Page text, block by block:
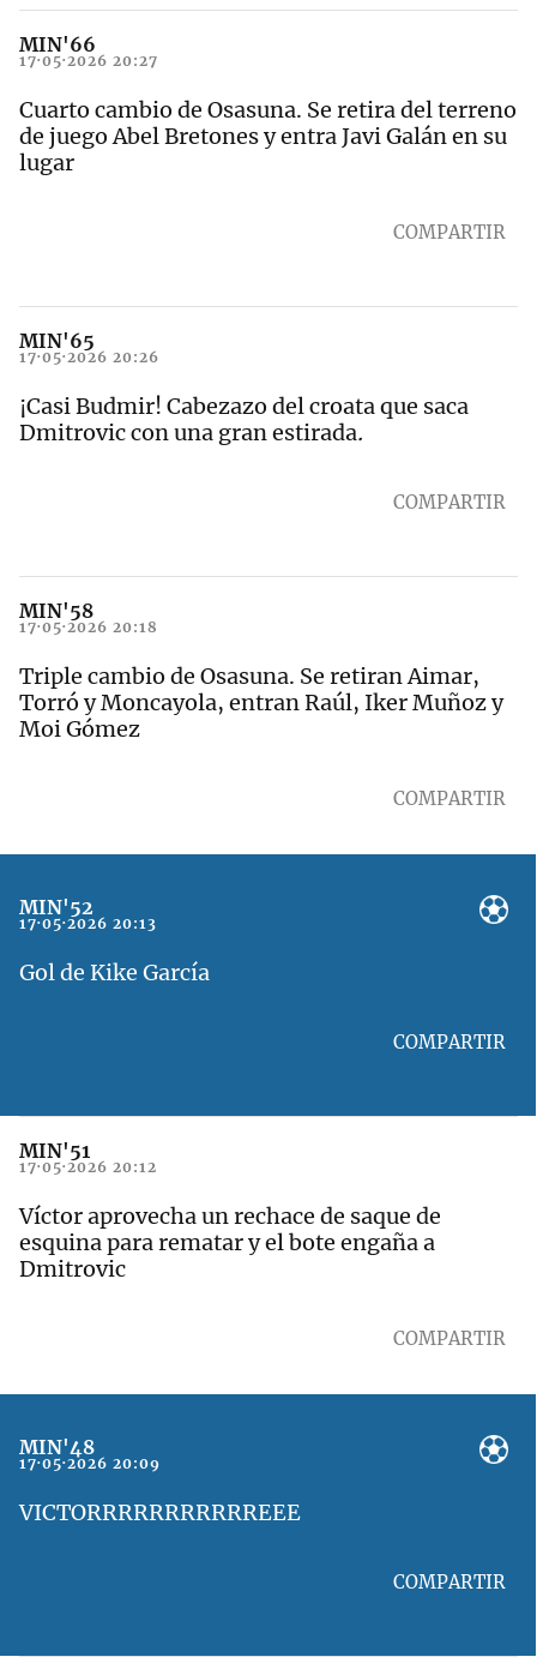
MIN'66
17·05·2026 20:27
Cuarto cambio de Osasuna. Se retira del terreno
de juego Abel Bretones y entra Javi Galán en su
lugar
COMPARTIR
MIN'65
17·05·2026 20:26
¡Casi Budmir! Cabezazo del croata que saca
Dmitrovic con una gran estirada.
COMPARTIR
MIN'58
17·05·2026 20:18
Triple cambio de Osasuna. Se retiran Aimar,
Torró y Moncayola, entran Raúl, Iker Muñoz y
Moi Gómez
COMPARTIR
MIN'52
17·05·2026 20:13
Gol de Kike García
COMPARTIR
MIN'51
17·05·2026 20:12
Víctor aprovecha un rechace de saque de
esquina para rematar y el bote engaña a
Dmitrovic
COMPARTIR
MIN'48
17·05·2026 20:09
VICTORRRRRRRRRRREEE
COMPARTIR